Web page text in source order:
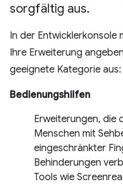
sorgfältig aus.
In der Entwicklerkonsole
Ihre Erweiterung
geeignete Kategorie aus:
Bedienungshilfen
Erweiterungen, die
Menschen mit
eingeschränkter
Behinderungen
Tools wie